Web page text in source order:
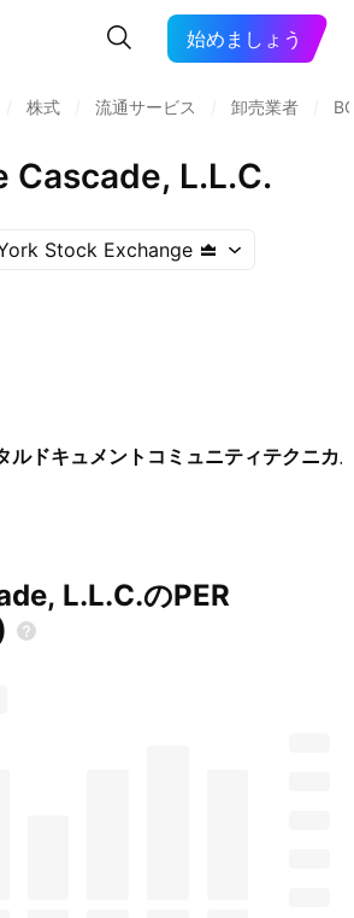
始めましょう
株式 流通サービス 卸売業者
Cascade, L.L.C.
Stock Exchange
ルドキュメント コミュニティテクニカ
L.L.C.のPER